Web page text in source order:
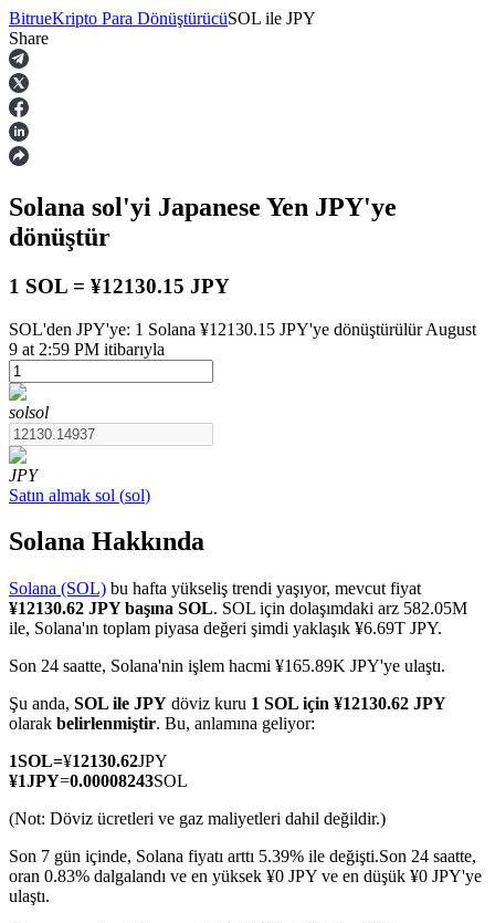
Vadeli İşlemler
USDT Vadeli İşlemleri
COIN-M Vadeli İşlemleri
Kripto Para Vadeli İşlemleri
TradFi
Hisse senetleri, döviz, değerli metaller ve emtia türevleri
BitrueKripto Para DönüştürücüSOL ile JPY
Share
Solana sol'yi Japanese Yen JPY'ye
dönüştür
1 SOL = ¥12130.15 JPY
SOL'den JPY'ye: 1 Solana ¥12130.15 JPY'ye dönüştürülür August
9 at 2:59 PM itibarıyla
solsol
JPY
Satın almak sol (sol)
Solana Hakkında
Solana (SOL) bu hafta yükseliş trendi yaşıyor, mevcut fiyat
¥12130.62 JPY başına SOL. SOL için dolaşımdaki arz 582.05M
ile, Solana'ın toplam piyasa değeri şimdi yaklaşık ¥6.69T JPY.
Son 24 saatte, Solana'nin işlem hacmi ¥165.89K JPY'ye ulaştı.
Şu anda, SOL ile JPY döviz kuru 1 SOL için ¥12130.62 JPY
olarak belirlenmiştir. Bu, anlamına geliyor:
1SOL=¥12130.62JPY
¥1JPY=0.00008243SOL
(Not: Döviz ücretleri ve gaz maliyetleri dahil değildir.)
Son 7 gün içinde, Solana fiyatı arttı 5.39% ile değişti.Son 24 saatte,
oran 0.83% dalgalandı ve en yüksek ¥0 JPY ve en düşük ¥0 JPY'ye
ulaştı.